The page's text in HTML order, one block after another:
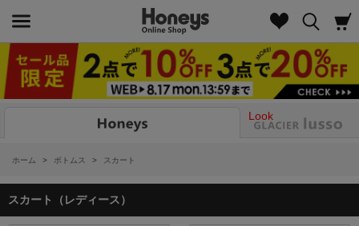
Look
ホーム > ボトムス > スカート
スカート（レディース）